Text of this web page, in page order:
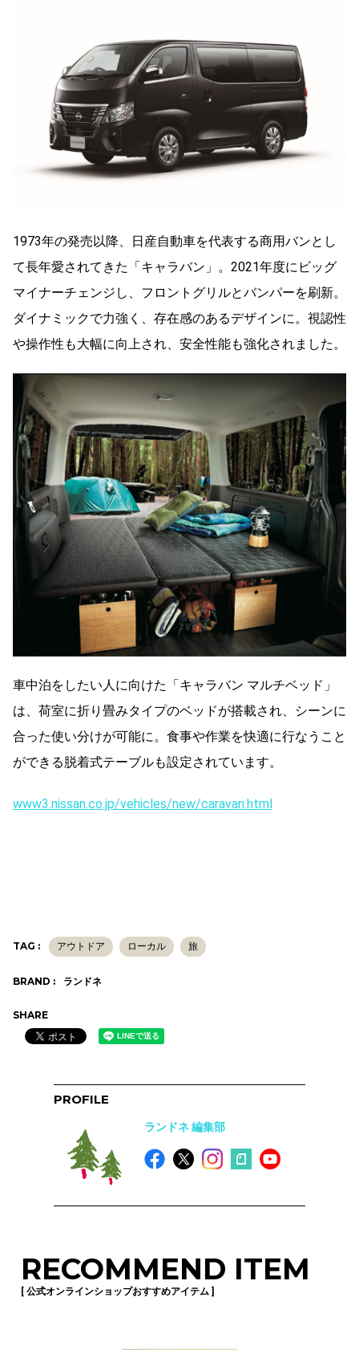
1973年の発売以降、日産自動車を代表する商用バンとし
て長年愛されてきた「キャラバン」。2021年度にビッグ
マイナーチェンジし、フロントグリルとバンパーを刷新。
ダイナミックで力強く、存在感のあるデザインに。視認性
や操作性も大幅に向上され、安全性能も強化されました。
車中泊をしたい人に向けた「キャラバン マルチベッド」
は、荷室に折り畳みタイプのベッドが搭載され、シーンに
合った使い分けが可能に。食事や作業を快適に行なうこと
ができる脱着式テーブルも設定されています。
www3.nissan.co.jp/vehicles/new/caravan.html
TAG : アウトドア ローカル 旅
BRAND : ランドネ
SHARE
PROFILE
ランドネ 編集部
RECOMMEND ITEM
[ 公式オンラインショップおすすめアイテム ]